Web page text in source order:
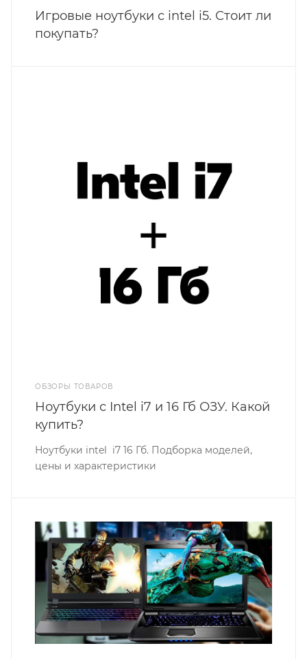
Игровые ноутбуки с intel i5. Стоит ли
покупать?
ОБЗОРЫ ТОВАРОВ
Ноутбуки с Intel i7 и 16 Гб ОЗУ. Какой
купить?
Ноутбуки intel i7 16 Гб. Подборка моделей,
цены и характеристики